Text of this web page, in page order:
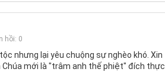
hồi: 0
nhưng lại yêu chuộng sự nghèo khó. Xin
mới là "trâm anh thế phiệt" đích thực